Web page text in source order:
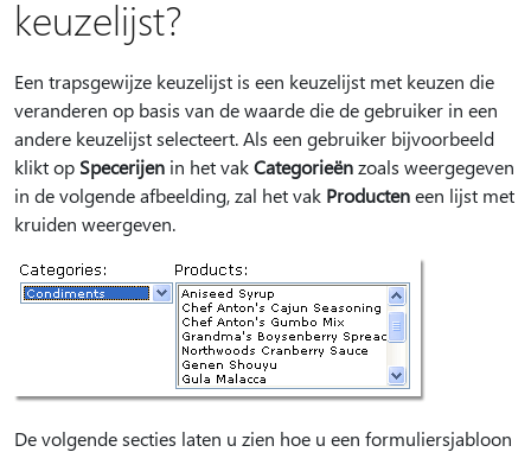
keuzelijst?
Een trapsgewijze keuzelijst is een keuzelijst met keuzen die
veranderen op basis van de waarde die de gebruiker in een
andere keuzelijst selecteert. Als een gebruiker bijvoorbeeld
klikt op Specerijen in het vakCategorieënzoals weergegeven
in de volgende afbeelding, zal het vak Producteneen lijst met
kruiden weergeven.
De volgende secties laten u zien hoe u een formuliersjabloon